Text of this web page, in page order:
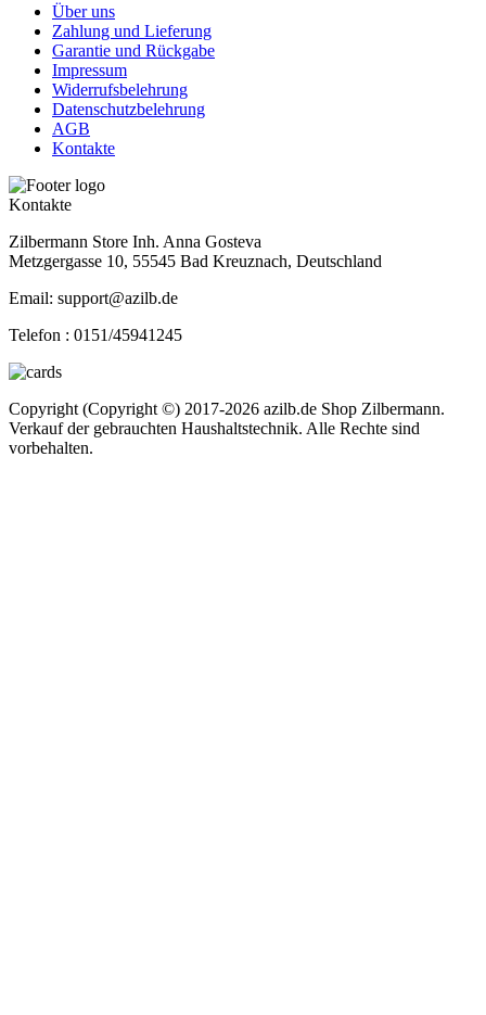
Über uns
Zahlung und Lieferung
Garantie und Rückgabe
Impressum
Widerrufsbelehrung
Datenschutzbelehrung
AGB
Kontakte
Kontakte
Zilbermann Store Inh. Anna Gosteva
Metzgergasse 10, 55545 Bad Kreuznach, Deutschland
Email: support@azilb.de
Telefon : 0151/45941245
Copyright (Copyright ©) 2017-2026 azilb.de Shop Zilbermann.
Verkauf der gebrauchten Haushaltstechnik. Alle Rechte sind
vorbehalten.